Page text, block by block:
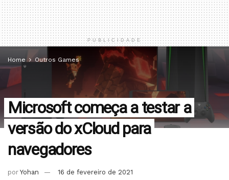
PUBLICIDADE
Home Outros Games
Microsoft começa a testar a
versão do xCloud para
navegadores
por Yohan
16 de fevereiro de 2021